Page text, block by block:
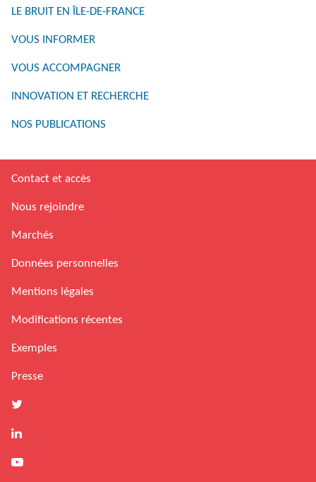
LE BRUIT EN ÎLE-DE-FRANCE
VOUS INFORMER
VOUS ACCOMPAGNER
INNOVATION ET RECHERCHE
NOS PUBLICATIONS
Contact et accès
Nous rejoindre
Marchés
Données personnelles
Mentions légales
Modifications récentes
Exemples
Presse